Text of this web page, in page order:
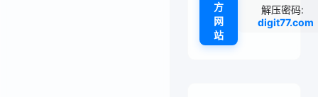
方
网
站
解压密码:
digit77.com